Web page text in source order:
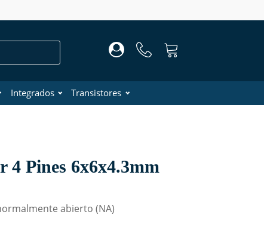
Integrados Transistores
4 Pines 6x6x4.3mm
abierto (NA)